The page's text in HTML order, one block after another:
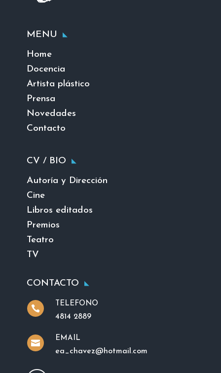
MENU
Home
Docencia
Artista plástico
Prensa
Novedades
Contacto
CV / BIO
Autoría y Dirección
Cine
Libros editados
Premios
Teatro
TV
CONTACTO

TELEFONO
4814 2889

EMAIL
ea_chavez@hotmail.com